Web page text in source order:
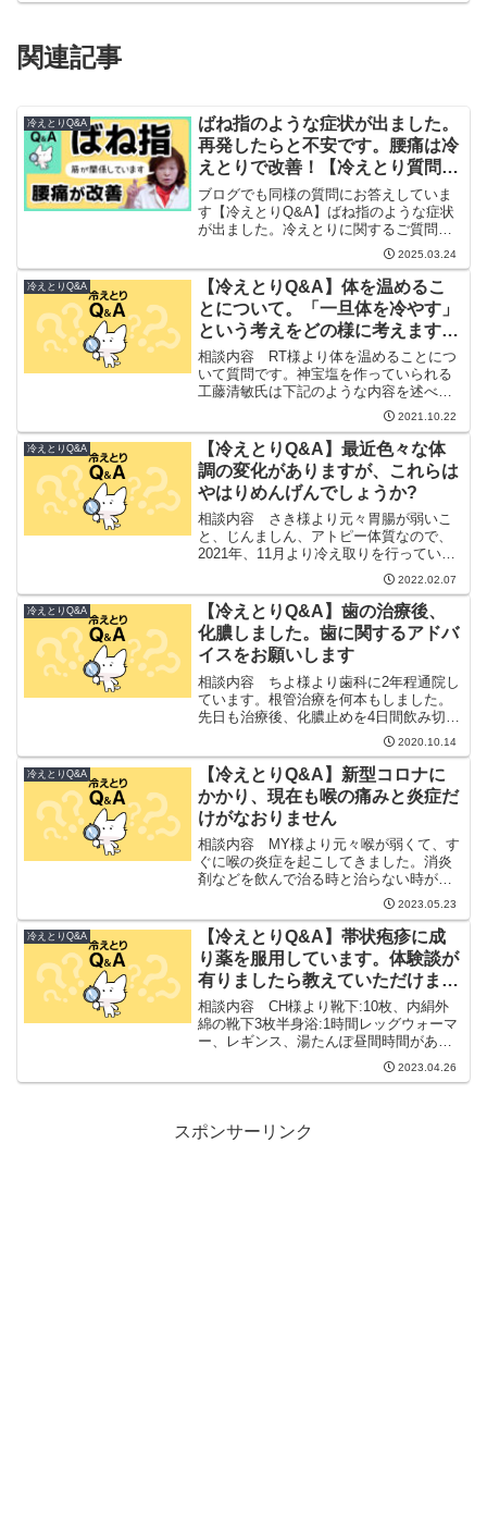
関連記事
冷えとりQ&A
ばね指のような症状が出ました。
再発したらと不安です。腰痛は冷
えとりで改善！【冷えとり質問に
答えます】
ブログでも同様の質問にお答えしていま
す【冷えとりQ&A】ばね指のような症状
が出ました。冷えとりに関するご質問は
フォームから受付中過去に回答した冷え
2025.03.24
冷えとりQ&A
【冷えとりQ&A】体を温めるこ
とについて。「一旦体を冷やす」
という考えをどの様に考えます
か？
相談内容 RT様より体を温めることにつ
いて質問です。神宝塩を作っていられる
工藤清敏氏は下記のような内容を述べて
います。 20度台の水風呂に入ること 裸で
体を擦ること 一旦体を冷やしてから自ら
体温を上げること確か断食療法の亡き甲
田先生も一旦冷...
2021.10.22
冷えとりQ&A
【冷えとりQ&A】最近色々な体
調の変化がありますが、これらは
やはりめんげんでしょうか?
相談内容 さき様より元々胃腸が弱いこ
と、じんましん、アトピー体質なので、
2021年、11月より冷え取りを行っていま
すが、最近色々な体調の変化がありま
す。・頭皮から足までの蕁麻疹・便秘・
腰痛・顔のアトピーが出る（今まで顔は
出なかった）・吐き気...
2022.02.07
冷えとりQ&A
【冷えとりQ&A】歯の治療後、
化膿しました。歯に関するアドバ
イスをお願いします
相談内容 ちよ様より歯科に2年程通院し
ています。根管治療を何本もしました。
先日も治療後、化膿止めを4日間飲み切る
ように頂いたのですが、飲まずにいて化
膿しました。膿が出たと受け止めてれば
良いのでしょうか?骨の病気で治療に時間
が掛かるとも聞きま...
2020.10.14
冷えとりQ&A
【冷えとりQ&A】新型コロナに
かかり、現在も喉の痛みと炎症だ
けがなおりません
相談内容 MY様より元々喉が弱くて、す
ぐに喉の炎症を起こしてきました。消炎
剤などを飲んで治る時と治らない時があ
ります。昨年の年末（2023年）コロナに
かかり、5ヶ月たった現在も喉の痛みと炎
症だけがなおりません。罹患直後は息切
れや動悸がありま...
2023.05.23
冷えとりQ&A
【冷えとりQ&A】帯状疱疹に成
り薬を服用しています。体験談が
有りましたら教えていただけませ
んか。
相談内容 CH様より靴下:10枚、内絹外
綿の靴下3枚半身浴:1時間レッグウォーマ
ー、レギンス、湯たんぽ昼間時間があれ
ば湯たんぽで足を温めてます。以前更年
期で冷え取りしていて、とアドバイス頂
2023.04.26
スポンサーリンク